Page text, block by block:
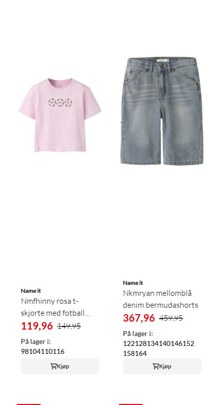
Name it
Nmfhinny rosa t-
skjorte med fotball
print
119,96 149,95
På lager i:
98104110116
Kjøp
Name it
Nkmryan mellomblå
denim bermudashorts
367,96 459,95
På lager i:
122128134140146152
158164
Kjøp